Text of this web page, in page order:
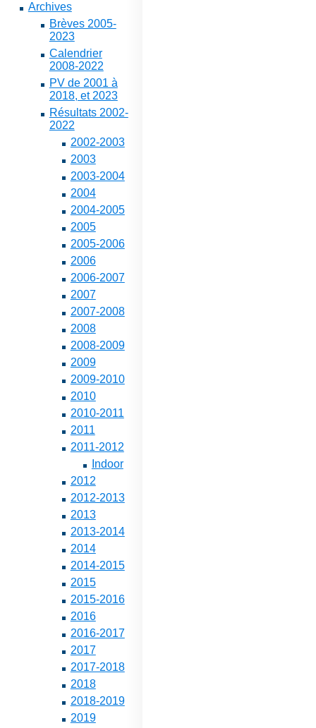
Archives
Brèves 2005-
2023
Calendrier
2008-2022
PV de 2001 à
2018, et 2023
Résultats 2002-
2022
2002-2003
2003
2003-2004
2004
2004-2005
2005
2005-2006
2006
2006-2007
2007
2007-2008
2008
2008-2009
2009
2009-2010
2010
2010-2011
2011
2011-2012
Indoor
2012
2012-2013
2013
2013-2014
2014
2014-2015
2015
2015-2016
2016
2016-2017
2017
2017-2018
2018
2018-2019
2019